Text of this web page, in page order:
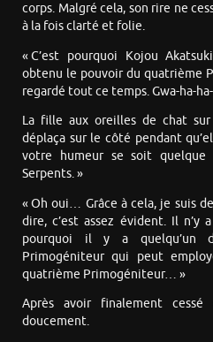
corps. Malgré cela, son rire ne
à la fois clarté et folie.
« C’est pourquoi Kojou
obtenu le pouvoir du quatrième
regardé tout ce temps. Gwa-ha-
La fille aux oreilles de chat
déplaça sur le côté pendant
votre humeur se soit quelque
Serpents. »
« Oh oui… Grâce à cela, je suis de
dire, c’est assez évident. Il n’y
pourquoi il y a quelqu’un
Primogéniteur qui peut
quatrième Primogéniteur… »
Après avoir finalement
doucement.